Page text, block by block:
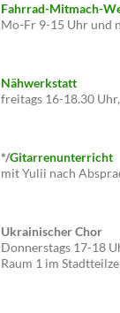
Fahrrad-Mitmach-
Mo-Fr 9-15 Uhr und
Nähwerkstatt
freitags 16-18.30
*/Gitarrenunterricht
mit Yulii nach
Ukrainischer Chor
Donnerstags 17-18
Raum 1 im